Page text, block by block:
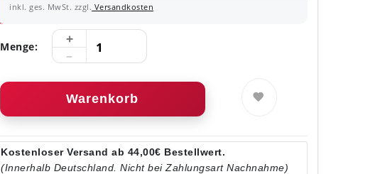
inkl. ges. MwSt. zzgl. Versandkosten
Menge:
Warenkorb
Kostenloser Versand ab 44,00€ Bestellwert.
(Innerhalb Deutschland. Nicht bei Zahlungsart Nachnahme)